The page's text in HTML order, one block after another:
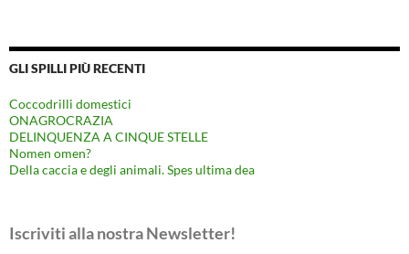
GLI SPILLI PIÙ RECENTI
Coccodrilli domestici
ONAGROCRAZIA
DELINQUENZA A CINQUE STELLE
Nomen omen?
Della caccia e degli animali. Spes ultima dea
Iscriviti alla nostra Newsletter!